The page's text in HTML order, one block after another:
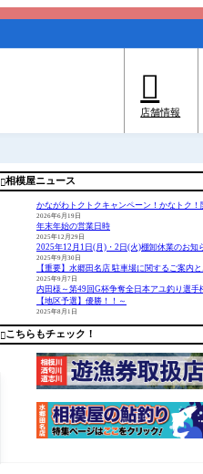

店舗情報
相模屋ニュース
かながわトクトクキャンペーン！かなトク！
2026年6月19日
年末年始の営業日時
2025年12月29日
2025年12月1日(月)・2日(火)棚卸休業のお知
2025年9月30日
【重要】水郷田名店 駐車場に関するご案内
2025年9月7日
内田様～第49回G杯争奪全日本アユ釣り選手
【地区予選】優勝！！～
2025年8月1日
こちらもチェック！